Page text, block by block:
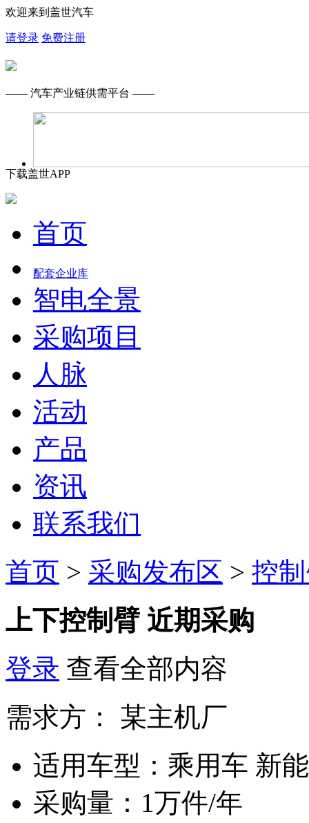
欢迎来到盖世汽车
请登录 免费注册
—— 汽车产业链供需平台 ——
下载盖世APP
首页
配套企业库
智电全景
采购项目
人脉
活动
产品
资讯
联系我们
首页 > 采购发布区 > 控
上下控制臂 近期采购
登录 查看全部内容
需求方：
某主机厂
适用车型： 乘用车 新
采购量： 1万件/年